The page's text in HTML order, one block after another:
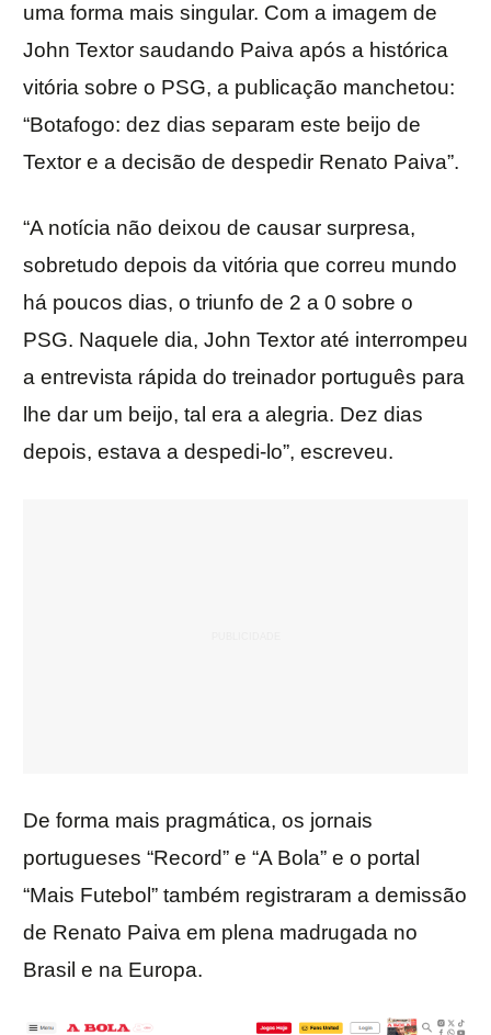
uma forma mais singular. Com a imagem de
John Textor saudando Paiva após a histórica
vitória sobre o PSG, a publicação manchetou:
“Botafogo: dez dias separam este beijo de
Textor e a decisão de despedir Renato Paiva”.
“A notícia não deixou de causar surpresa,
sobretudo depois da vitória que correu mundo
há poucos dias, o triunfo de 2 a 0 sobre o
PSG. Naquele dia, John Textor até interrompeu
a entrevista rápida do treinador português para
lhe dar um beijo, tal era a alegria. Dez dias
depois, estava a despedi-lo”, escreveu.
De forma mais pragmática, os jornais
portugueses “Record” e “A Bola” e o portal
“Mais Futebol” também registraram a demissão
de Renato Paiva em plena madrugada no
Brasil e na Europa.